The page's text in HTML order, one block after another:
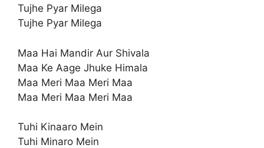
Tujhe Pyar Milega
Tujhe Pyar Milega
Maa Hai Mandir Aur Shivala
Maa Ke Aage Jhuke Himala
Maa Meri Maa Meri Maa
Maa Meri Maa Meri Maa
Tuhi Kinaaro Mein
Tuhi Minaro Mein